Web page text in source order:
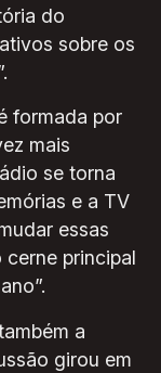
do
sobre os
formada por
mais
se torna
e a TV
essas
principal
a
girou em